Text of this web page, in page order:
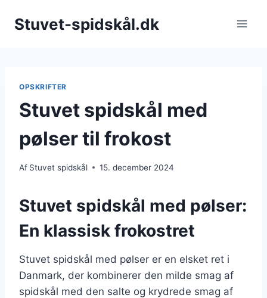
Stuvet-spidskål.dk
OPSKRIFTER
Stuvet spidskål med
pølser til frokost
Af Stuvet spidskål 15. december 2024
Stuvet spidskål med pølser:
En klassisk frokostret
Stuvet spidskål med pølser er en elsket ret i
Danmark, der kombinerer den milde smag af
spidskål med den salte og krydrede smag af